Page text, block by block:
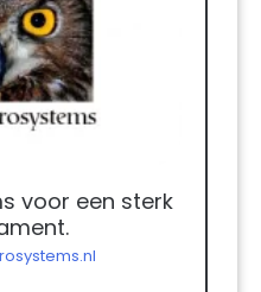
voor een sterk